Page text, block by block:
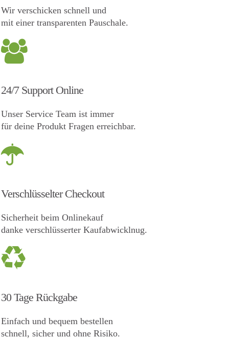
Wir verschicken schnell und
mit einer transparenten Pauschale.
24/7 Support Online
Unser Service Team ist immer
für deine Produkt Fragen erreichbar.
Verschlüsselter Checkout
Sicherheit beim Onlinekauf
danke verschlüsserter Kaufabwicklnug.
30 Tage Rückgabe
Einfach und bequem bestellen
schnell, sicher und ohne Risiko.